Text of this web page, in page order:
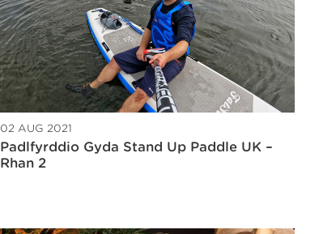
02 AUG 2021
Padlfyrddio Gyda Stand Up Paddle UK –
Rhan 2